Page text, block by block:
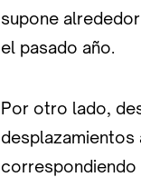
supone
el pasado año.
Por otro lado,
desplazamientos
correspondiendo